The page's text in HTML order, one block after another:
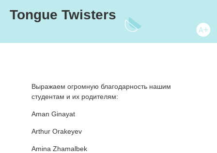
Tongue Twisters
Выражаем огромную благодарность нашим
студентам и их родителям:
Aman Ginayat
Arthur Orakeyev
Amina Zhamalbek